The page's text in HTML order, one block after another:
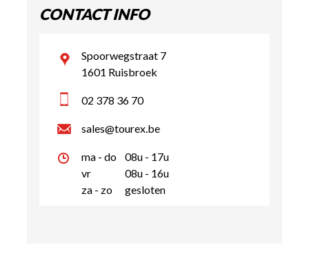
CONTACT INFO
Spoorwegstraat 7
1601 Ruisbroek
02 378 36 70
sales@tourex.be
ma - do
08u - 17u
vr
08u - 16u
za - zo
gesloten